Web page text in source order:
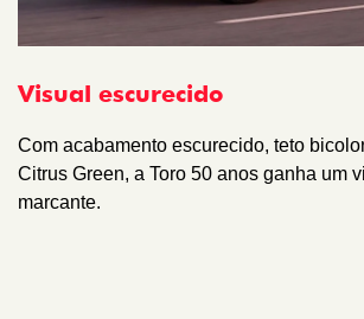
Visual escurecido
Com acabamento escurecido, teto
Citrus Green, a Toro 50 anos ganha um
marcante.